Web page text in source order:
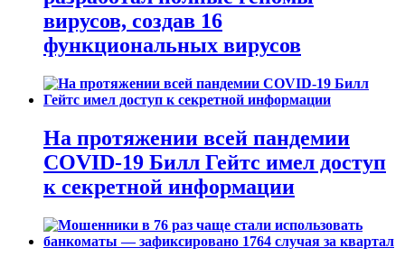
вирусов, создав 16
функциональных вирусов
На протяжении всей пандемии
COVID-19 Билл Гейтс имел доступ
к секретной информации